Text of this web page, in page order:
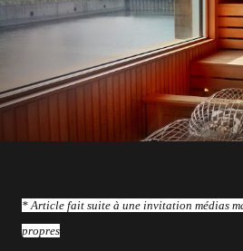
* Article fait suite à une invitation médias
propres